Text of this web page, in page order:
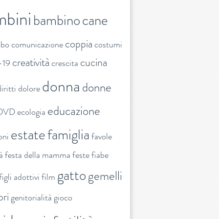
bambinocane
comunicazionecoppia costumi
creatività crescita cucina
doloredonnadonne
ecologia educazione
estatefamiglia favole
festa della mamma festefiabe
adottivi film gattogemelli
genitorialità gioco